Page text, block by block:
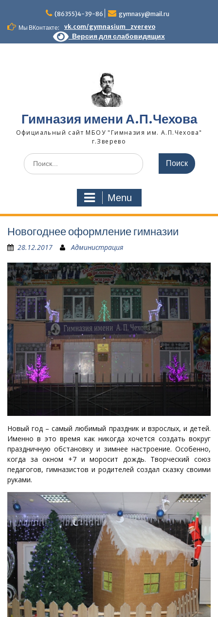
content
(86355)4-39-86
gymnasy@mail.ru
Мы ВКонтакте:
vk.com/gymnasium_zverevo
Версия для слабовидящих
Гимназия имени А.П.Чехова
Официальный сайт МБОУ "Гимназия им. А.П.Чехова"
г.Зверево
Search
for:
Menu
Новогоднее оформление гимназии
28.12.2017 Администрация
Новый год – самый любимый праздник и взрослых, и детей.
Именно в это время как никогда хочется создать вокруг
праздничную обстановку и зимнее настроение. Особенно,
когда за окном +7 и моросит дождь. Творческий союз
педагогов, гимназистов и родителей создал сказку своими
руками.